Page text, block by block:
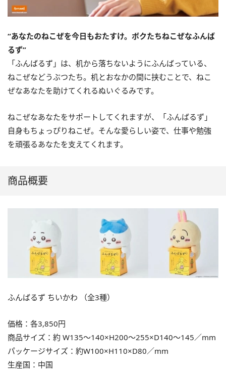
“あなたのねこぜを今日もおたすけ。ボクたちねこぜなふんば
るず”
「ふんばるず」は、机から落ちないようにふんばっている、
ねこぜなどうぶつたち。机とおなかの間に挟むことで、ねこ
ぜなあなたを助けてくれるぬいぐるみです。
ねこぜなあなたをサポートしてくれますが、「ふんばるず」
自身もちょっぴりねこぜ。そんな愛らしい姿で、仕事や勉強
を頑張るあなたを支えてくれます。
商品概要
ふんばるず ちいかわ （全3種）
価格：各3,850円
商品サイズ：約 W135〜140×H200〜255×D140〜145／mm
パッケージサイズ：約W100×H110×D80／mm
生産国：中国